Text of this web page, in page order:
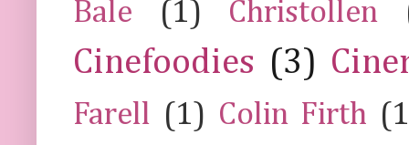
Bale
(1) Christollen
Cinefoodies (3)
Farell (1) Colin Firth